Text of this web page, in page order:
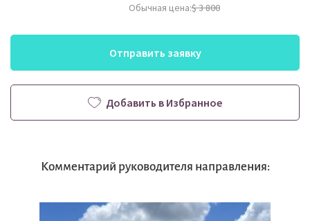
Обычная цена:$ 3 800
Отправить заявку
Добавить в Избранное
Комментарий руководителя направления: